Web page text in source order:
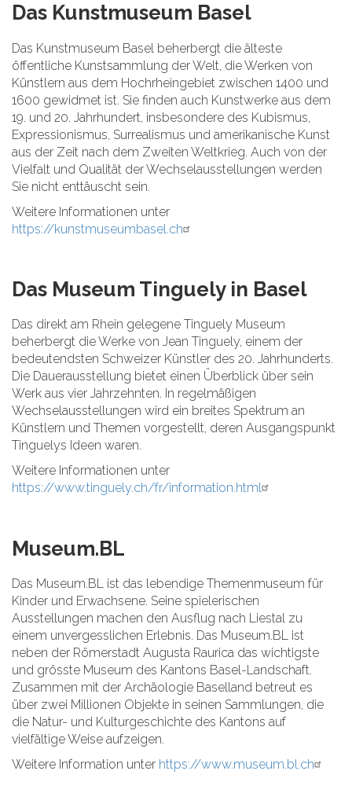
Das Kunstmuseum Basel
Das Kunstmuseum Basel beherbergt die älteste
öffentliche Kunstsammlung der Welt, die Werken von
Künstlern aus dem Hochrheingebiet zwischen 1400 und
1600 gewidmet ist. Sie finden auch Kunstwerke aus dem
19. und 20. Jahrhundert, insbesondere des Kubismus,
Expressionismus, Surrealismus und amerikanische Kunst
aus der Zeit nach dem Zweiten Weltkrieg. Auch von der
Vielfalt und Qualität der Wechselausstellungen werden
Sie nicht enttäuscht sein.
Weitere Informationen unter
https://kunstmuseumbasel.ch
Das Museum Tinguely in Basel
Das direkt am Rhein gelegene Tinguely Museum
beherbergt die Werke von Jean Tinguely, einem der
bedeutendsten Schweizer Künstler des 20. Jahrhunderts.
Die Dauerausstellung bietet einen Überblick über sein
Werk aus vier Jahrzehnten. In regelmäßigen
Wechselausstellungen wird ein breites Spektrum an
Künstlern und Themen vorgestellt, deren Ausgangspunkt
Tinguelys Ideen waren.
Weitere Informationen unter
https://www.tinguely.ch/fr/information.html
Museum.BL
Das Museum.BL ist das lebendige Themenmuseum für
Kinder und Erwachsene. Seine spielerischen
Ausstellungen machen den Ausflug nach Liestal zu
einem unvergesslichen Erlebnis. Das Museum.BL ist
neben der Römerstadt Augusta Raurica das wichtigste
und grösste Museum des Kantons Basel-Landschaft.
Zusammen mit der Archäologie Baselland betreut es
über zwei Millionen Objekte in seinen Sammlungen, die
die Natur- und Kulturgeschichte des Kantons auf
vielfältige Weise aufzeigen.
Weitere Information unter https://www.museum.bl.ch